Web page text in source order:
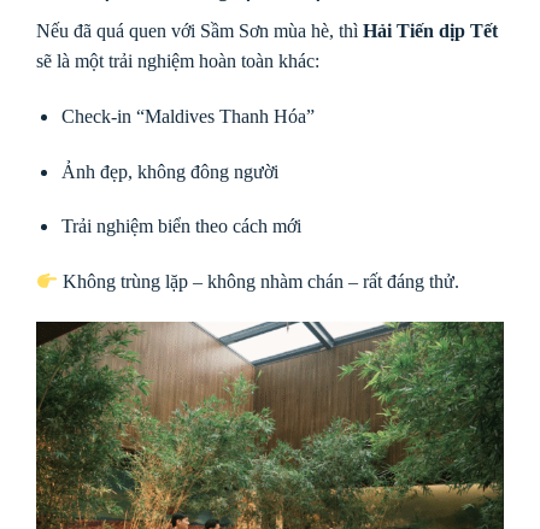
Nếu đã quá quen với Sầm Sơn mùa hè, thì Hải Tiến dịp Tết
sẽ là một trải nghiệm hoàn toàn khác:
Check-in “Maldives Thanh Hóa”
Ảnh đẹp, không đông người
Trải nghiệm biển theo cách mới
Không trùng lặp – không nhàm chán – rất đáng thử.